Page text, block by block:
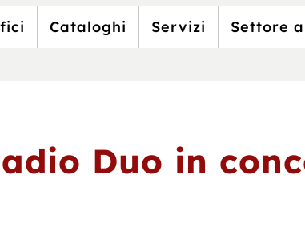
Cataloghi Servizi Settore
Duo in